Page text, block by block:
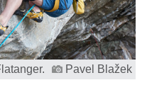
Pavel Blažek